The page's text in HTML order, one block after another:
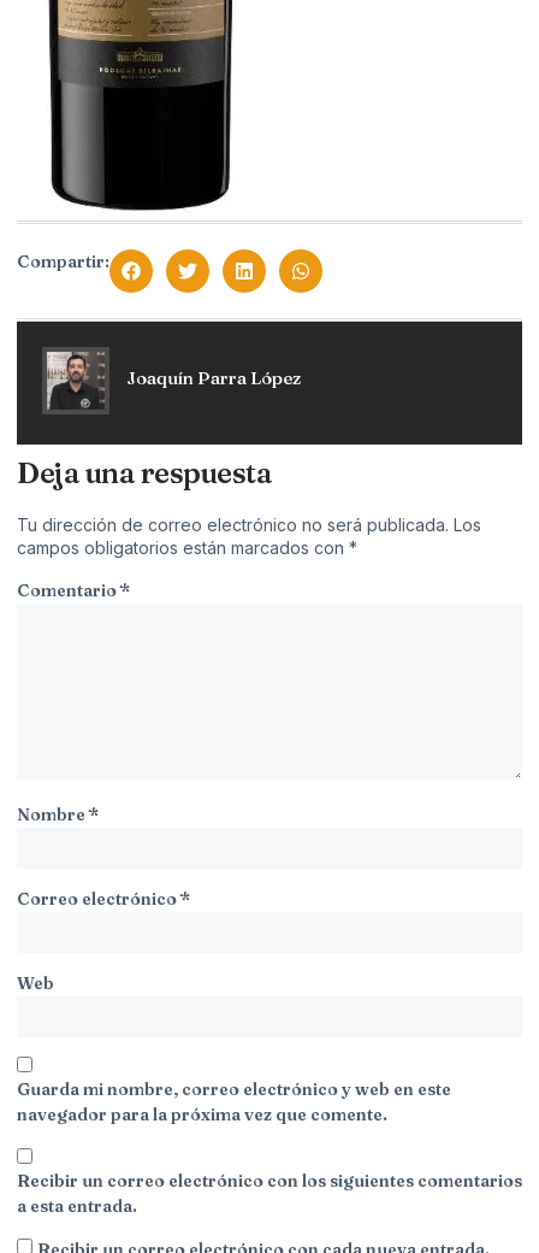
Compartir:
Joaquín Parra López
Deja una respuesta
Tu dirección de correo electrónico no será publicada. Los
campos obligatorios están marcados con *
Comentario*
Nombre*
Correo electrónico*
Web
Guarda mi nombre, correo electrónico y web en este
navegador para la próxima vez que comente.
Recibir un correo electrónico con los siguientes comentarios
a esta entrada.